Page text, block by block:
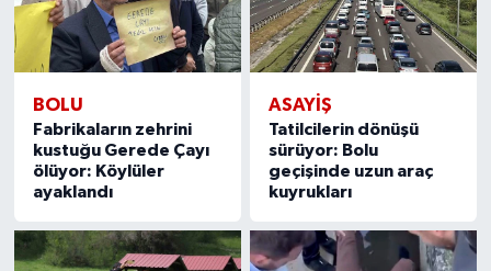
BOLU
Fabrikaların zehrini
kustuğu Gerede Çayı
ölüyor: Köylüler
ayaklandı
ASAYIŞ
Tatilcilerin dönüşü
sürüyor: Bolu
geçişinde uzun araç
kuyrukları
Teknoloji
Yaşam